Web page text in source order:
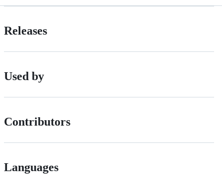
Releases
Used by
Contributors
Languages